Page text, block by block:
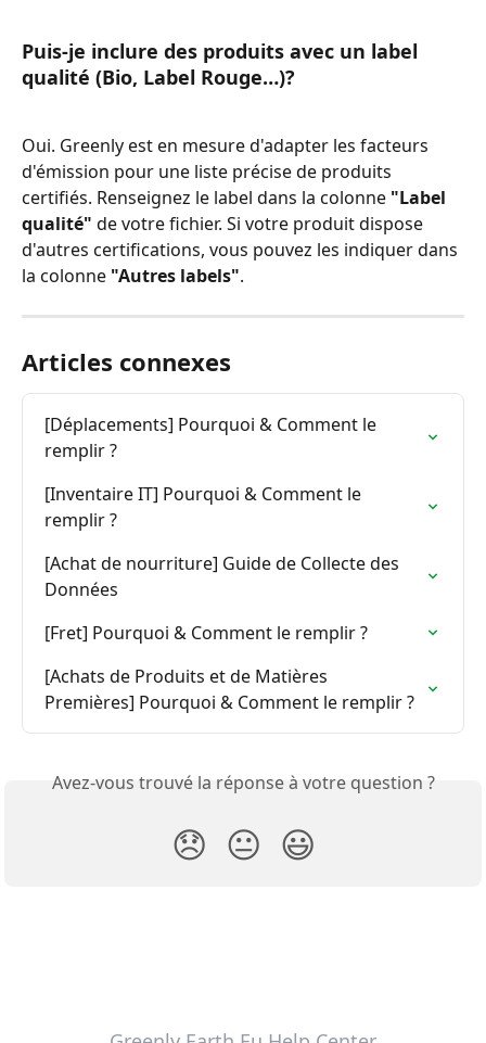
Puis-je inclure des produits avec un label
qualité (Bio, Label Rouge…)?
Oui. Greenly est en mesure d'adapter les facteurs
d'émission pour une liste précise de produits
certifiés. Renseignez le label dans la colonne "Label
qualité" de votre fichier. Si votre produit dispose
d'autres certifications, vous pouvez les indiquer dans
la colonne "Autres labels".
Articles connexes
[Déplacements] Pourquoi & Comment le
remplir ?
[Inventaire IT] Pourquoi & Comment le
remplir ?
[Achat de nourriture] Guide de Collecte des
Données
[Fret] Pourquoi & Comment le remplir ?
[Achats de Produits et de Matières
Premières] Pourquoi & Comment le remplir ?
Avez-vous trouvé la réponse à votre question ?
😞 😐 😃